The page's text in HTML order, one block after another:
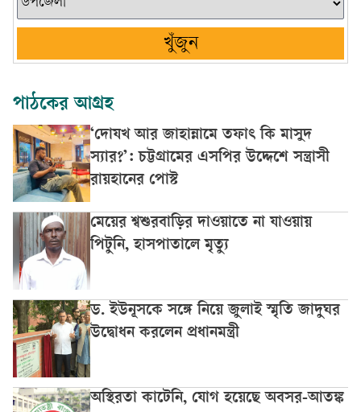
খুঁজুন
পাঠকের আগ্রহ
‘দোযখ আর জাহান্নামে তফাৎ কি মাসুদ
স্যার?’: চট্টগ্রামের এসপির উদ্দেশে সন্ত্রাসী
রায়হানের পোস্ট
মেয়ের শ্বশুরবাড়ির দাওয়াতে না যাওয়ায়
পিটুনি, হাসপাতালে মৃত্যু
ড. ইউনূসকে সঙ্গে নিয়ে জুলাই স্মৃতি জাদুঘর
উদ্বোধন করলেন প্রধানমন্ত্রী
অস্থিরতা কাটেনি, যোগ হয়েছে অবসর-আতঙ্ক